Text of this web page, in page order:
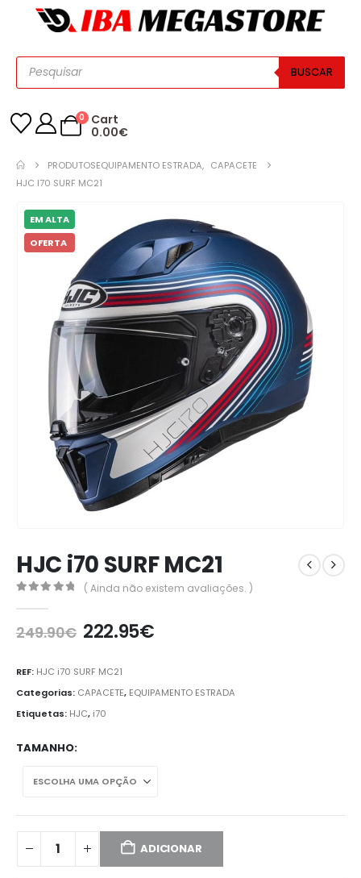
BUSCAR
0
Cart
0.00€
PRODUTOSEQUIPAMENTO ESTRADA, CAPACETE
HJC I70 SURF MC21
EM ALTA
OFERTA
HJC i70 SURF MC21
( Ainda não existem avaliações. )
249.90€ 222.95€
REF: HJC i70 SURF MC21
Categorias: CAPACETE, EQUIPAMENTO ESTRADA
Etiquetas: HJC, i70
TAMANHO
ADICIONAR